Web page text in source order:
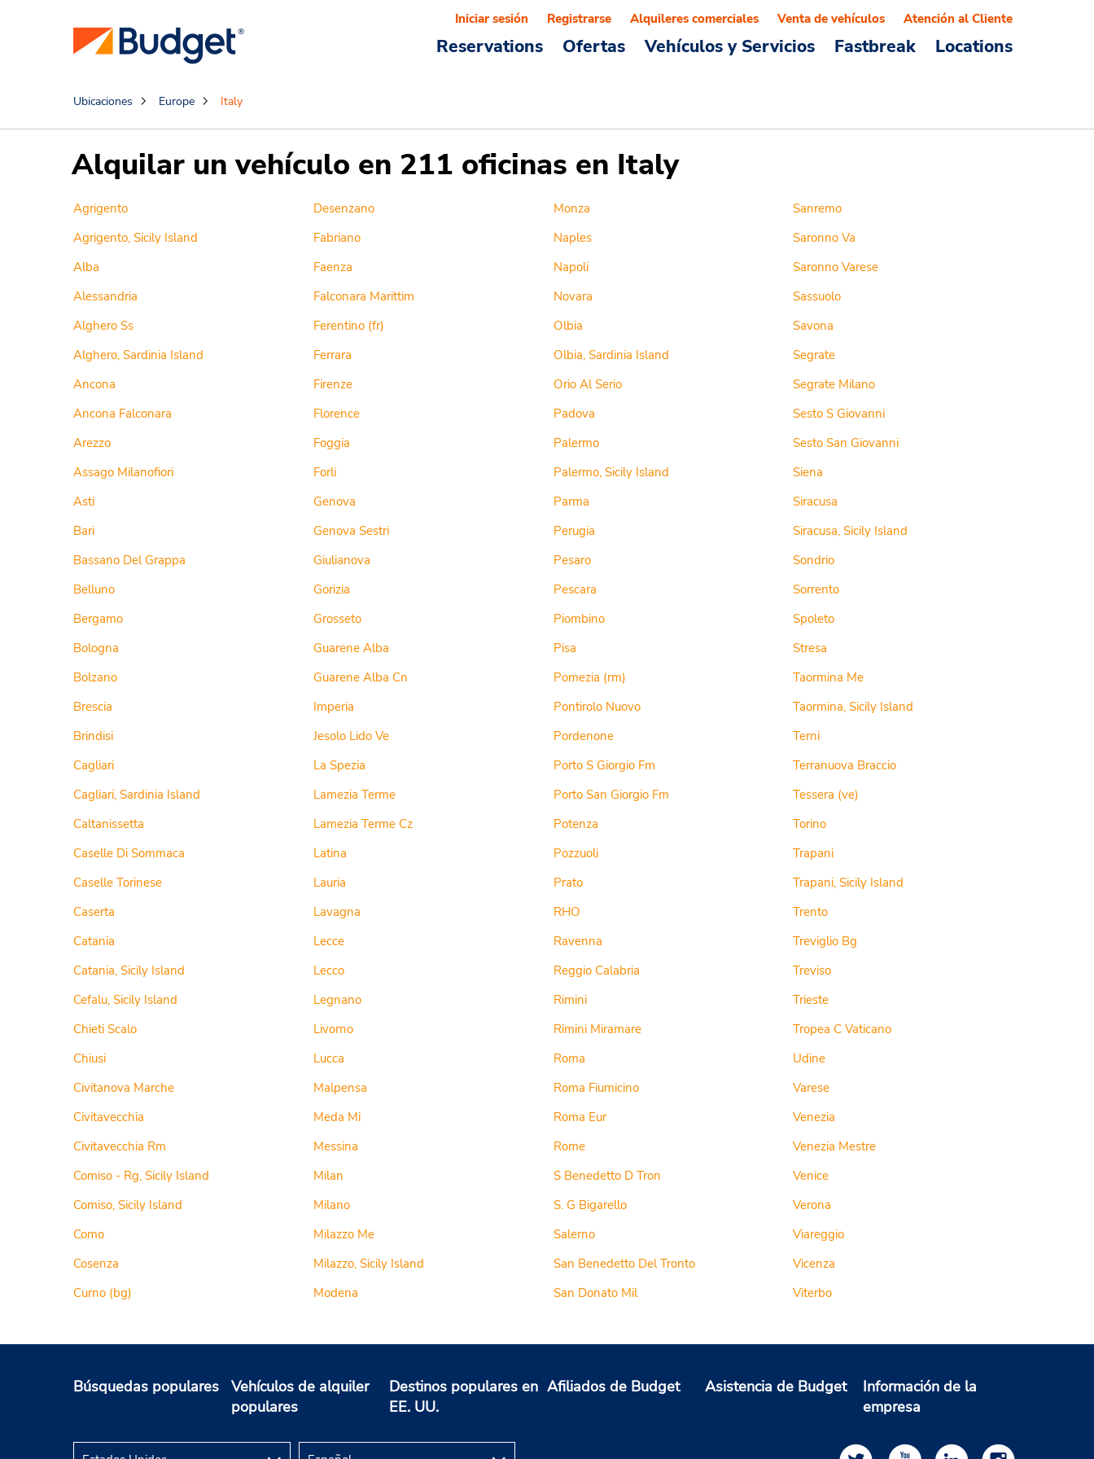
Reservations Ofertas Vehículos y Servicios Fastbreak Locations
Iniciar sesión Registrarse Alquileres comerciales Venta de vehículos Atención al Cliente
Ubicaciones Europe Italy
Alquilar un vehículo en 211 oficinas en Italy
Agrigento
Agrigento, Sicily Island
Alba
Alessandria
Alghero Ss
Alghero, Sardinia Island
Ancona
Ancona Falconara
Arezzo
Assago Milanofiori
Asti
Bari
Bassano Del Grappa
Belluno
Bergamo
Bologna
Bolzano
Brescia
Brindisi
Cagliari
Cagliari, Sardinia Island
Caltanissetta
Caselle Di Sommaca
Caselle Torinese
Caserta
Catania
Catania, Sicily Island
Cefalu, Sicily Island
Chieti Scalo
Chiusi
Civitanova Marche
Civitavecchia
Civitavecchia Rm
Comiso - Rg, Sicily Island
Comiso, Sicily Island
Como
Cosenza
Curno (bg)
Desenzano
Fabriano
Faenza
Falconara Marittim
Ferentino (fr)
Ferrara
Firenze
Florence
Foggia
Forli
Genova
Genova Sestri
Giulianova
Gorizia
Grosseto
Guarene Alba
Guarene Alba Cn
Imperia
Jesolo Lido Ve
La Spezia
Lamezia Terme
Lamezia Terme Cz
Latina
Lauria
Lavagna
Lecce
Lecco
Legnano
Livorno
Lucca
Malpensa
Meda Mi
Messina
Milan
Milano
Milazzo Me
Milazzo, Sicily Island
Modena
Monza
Naples
Napoli
Novara
Olbia
Olbia, Sardinia Island
Orio Al Serio
Padova
Palermo
Palermo, Sicily Island
Parma
Perugia
Pesaro
Pescara
Piombino
Pisa
Pomezia (rm)
Pontirolo Nuovo
Pordenone
Porto S Giorgio Fm
Porto San Giorgio Fm
Potenza
Pozzuoli
Prato
RHO
Ravenna
Reggio Calabria
Rimini
Rimini Miramare
Roma
Roma Fiumicino
Roma Eur
Rome
S Benedetto D Tron
S. G Bigarello
Salerno
San Benedetto Del Tronto
San Donato Mil
Sanremo
Saronno Va
Saronno Varese
Sassuolo
Savona
Segrate
Segrate Milano
Sesto S Giovanni
Sesto San Giovanni
Siena
Siracusa
Siracusa, Sicily Island
Sondrio
Sorrento
Spoleto
Stresa
Taormina Me
Taormina, Sicily Island
Terni
Terranuova Braccio
Tessera (ve)
Torino
Trapani
Trapani, Sicily Island
Trento
Treviglio Bg
Treviso
Trieste
Tropea C Vaticano
Udine
Varese
Venezia
Venezia Mestre
Venice
Verona
Viareggio
Vicenza
Viterbo
Búsquedas populares
Vehículos de alquiler
populares
Destinos populares en
EE. UU.
Afiliados de Budget Asistencia de Budget
Información de la
empresa